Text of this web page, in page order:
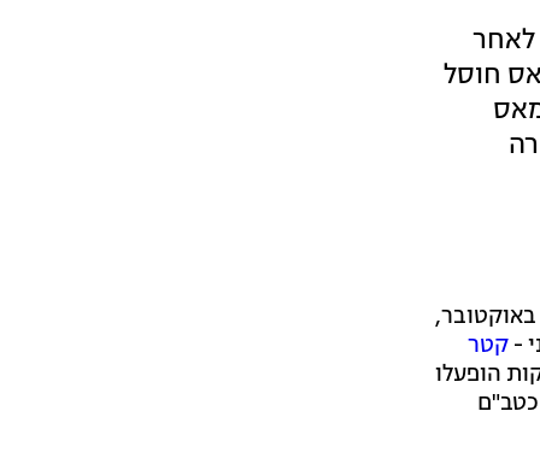
לאחר
חוסל
בדיוק שמונה חודשים חלפו היום (שישי) מאז פתח חמאס במתקפת הפתע על ישראל בבוקר 7 באוקטובר,
קטר
הופעלו
כטב"ם